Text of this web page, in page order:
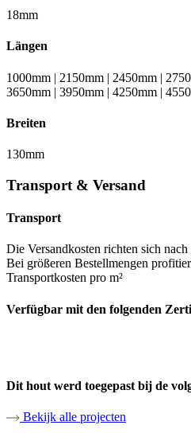
18mm
Längen
1000mm | 2150mm | 2450mm |
3650mm | 3950mm | 4250mm |
Breiten
130mm
Transport & Versand
Transport
Die Versandkosten richten sich
Bei größeren Bestellmengen
Transportkosten pro m²
Verfügbar mit den folgenden
Dit hout werd toegepast bij de
Bekijk alle projecten